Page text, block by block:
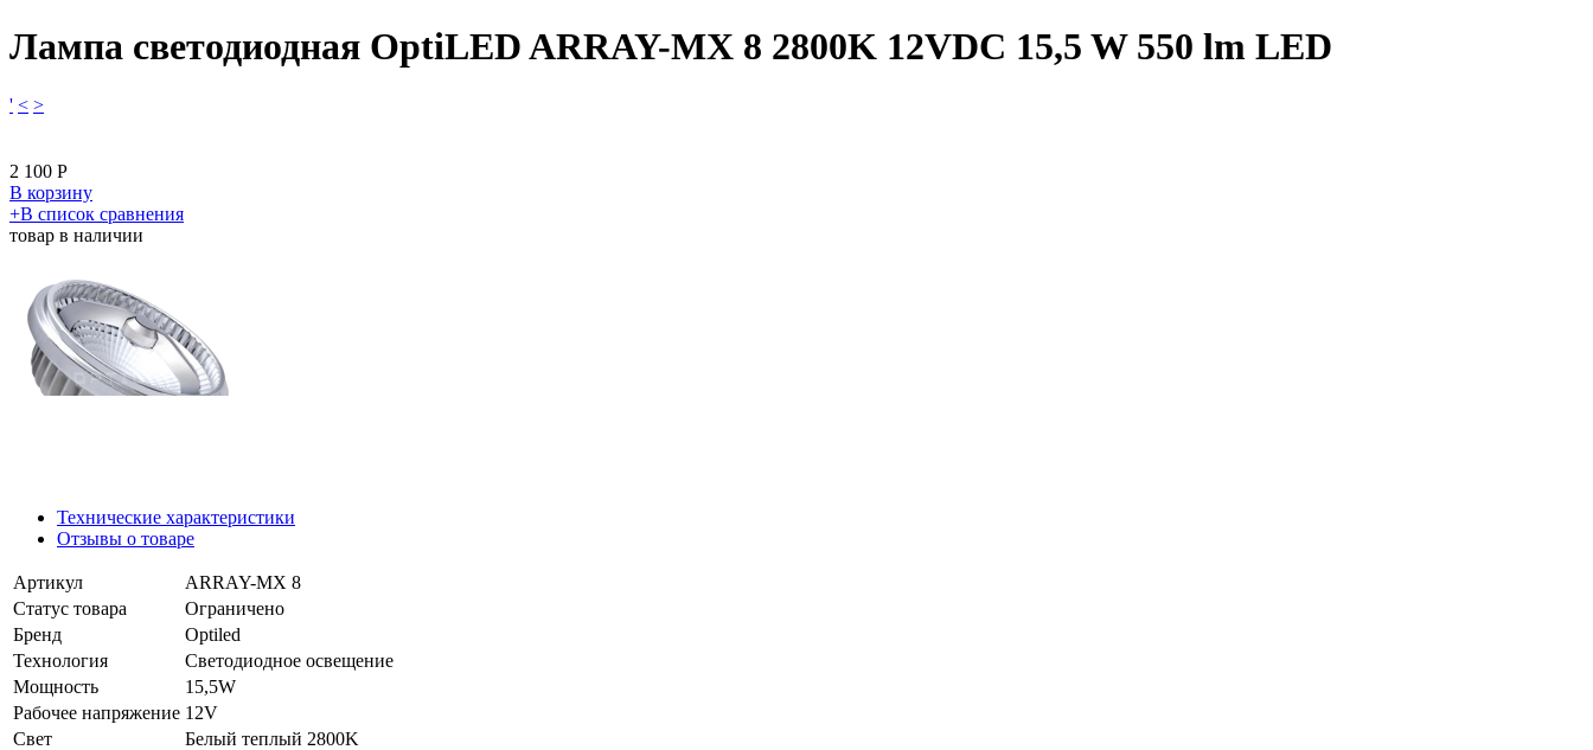
Лампа светодиодная OptiLED ARRAY-MX 8 2800K 12VDC 15,5 W 550 lm LED
' < >
2 100 Р
В корзину
​+В список сравнения
товар в наличии
Технические характеристики
Отзывы о товаре
Артикул
ARRAY-MX 8
Статус товара
Ограничено
Бренд
Optiled
Технология
Светодиодное освещение
Мощность
15,5W
Рабочее напряжение 12V
Свет
Белый теплый 2800K